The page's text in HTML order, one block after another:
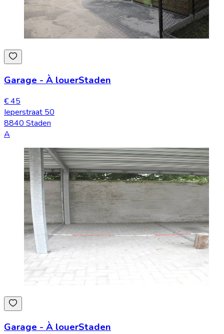
Garage - À louerStaden
€ 45
Ieperstraat 50
8840 Staden
A
Garage - À louerStaden